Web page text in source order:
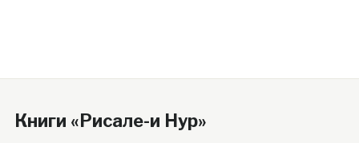
Книги «Рисале-и Нур»